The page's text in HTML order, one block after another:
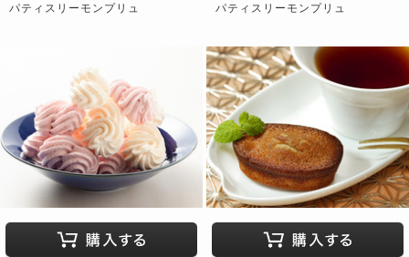
パティスリーモンプリュ
パティスリーモンプリュ